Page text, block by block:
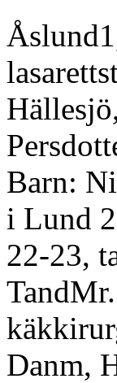
Barn:
i Lund
22-23,
Danm,